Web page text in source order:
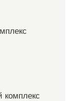
комплекс